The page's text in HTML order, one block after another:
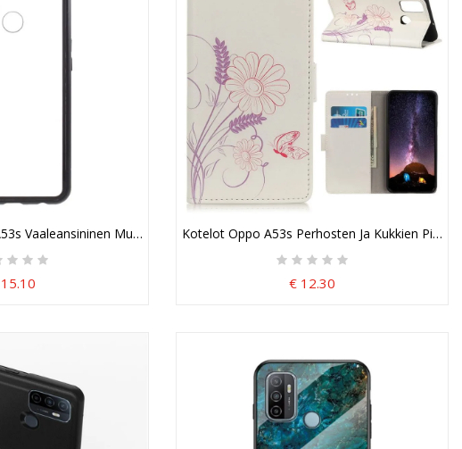
Vaaleansininen Musta Puhelinkuoret Karkaistun Lasin Takaosa Ja
Kotelot Oppo A53s Perhosten Ja Kukkien
€ 12.30